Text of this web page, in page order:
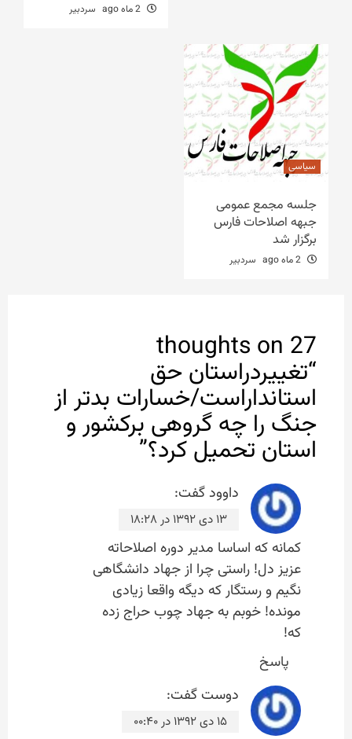
سردبیر
سیاسی
جلسه مجمع عمومی
جبهه اصلاحات فارس
برگزار شد
سردبیر
27 thoughts on
“تغییردراستان حق
استانداراست/خسارات بدتر از
جنگ را چه گروهی برکشور و
استان تحمیل کرد؟”
داوود گفت:
۱۳ دی ۱۳۹۲ در ۱۸:۲۸
کمانه که اساسا مدیر دوره اصلاحاته
عزیز دل! راستی چرا از جهاد دانشگاهی
نگیم و رستگار که دیگه واقعا زیادی
مونده! خوبم به جهاد چوب حراج زده
که!
پاسخ
دوست گفت:
۱۵ دی ۱۳۹۲ در ۰۰:۴۰